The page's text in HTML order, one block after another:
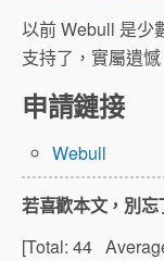
以前 Webull 是少
支持了，實屬遺憾
申請鏈接
Webull
若喜歡本文，別忘
[Total: 44